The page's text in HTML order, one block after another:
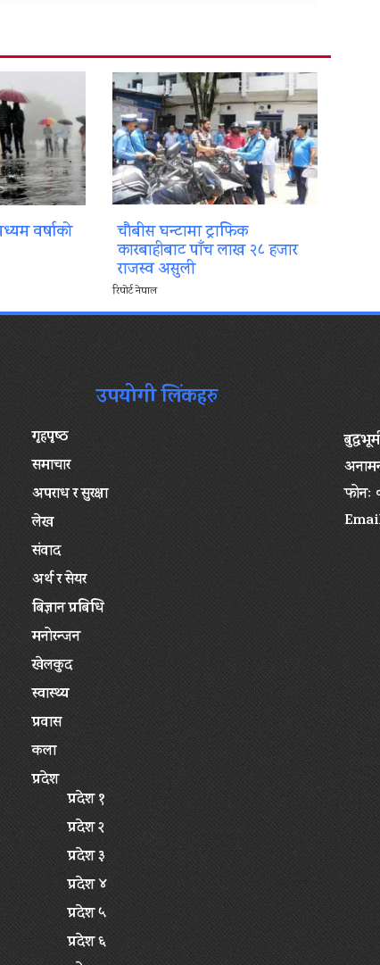
वर्षाको चौबीस घन्टामा ट्राफिक
कारबाहीबाट पाँच लाख २८ हजार
राजस्व असुली
रिपोर्ट नेपाल
उपयोगी लिंकहरु
गृहपृष्‍ठ
समाचार
अपराध र सुरक्षा
लेख
संवाद
अर्थ र सेयर
बिज्ञान प्रबिधि
मनोरन्जन
खेलकुद
स्वास्थ्य
प्रवास
कला
प्रदेश
प्रदेश १
प्रदेश २
प्रदेश ३
प्रदेश ४
प्रदेश ५
प्रदेश ६
फोनः